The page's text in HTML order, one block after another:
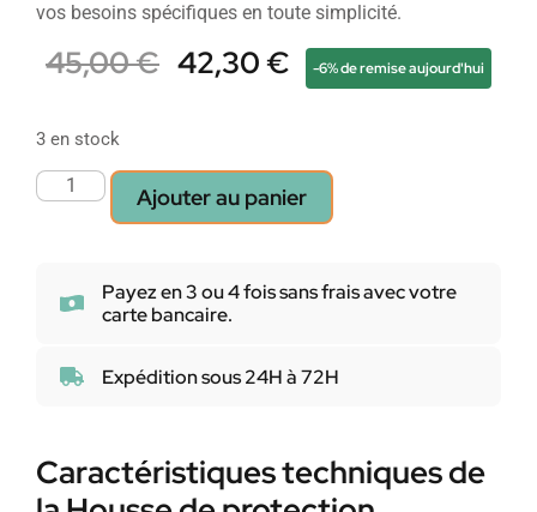
vos besoins spécifiques en toute simplicité.
45,00€ 42,30€ -6% de remise aujourd'hui
3 en stock
Ajouter au panier
Payez en 3 ou 4 fois sans frais avec votre
carte bancaire.
Expédition sous 24H à 72H
Caractéristiques techniques de